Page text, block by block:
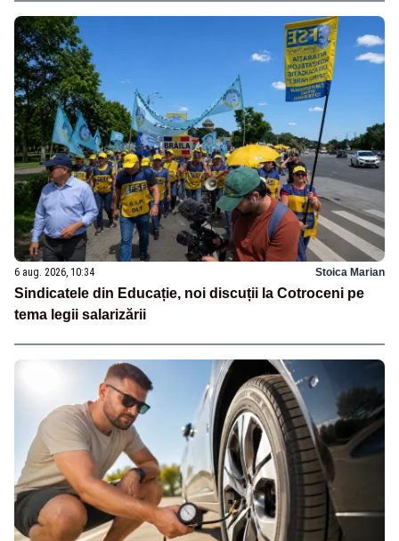
6 aug. 2026, 10:34 Stoica Marian
Sindicatele din Educație, noi discuții la Cotroceni pe
tema legii salarizării